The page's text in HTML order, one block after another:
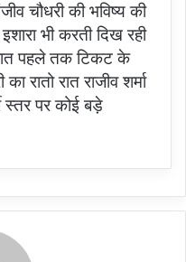
चौधरी की भविष्य की
भी करती दिख रही
पहले तक टिकट के
रातो रात राजीव शर्मा
पर कोई बड़े